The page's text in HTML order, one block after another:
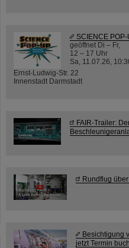
SCIENCE POP-
geöffnet Di – Fr,
12 – 17 Uhr
Sa, 11.07.26,
Ernst-Ludwig-Str. 22
Innenstadt Darmstadt
FAIR-Trailer:
Rundflug
Besichtigung
jetzt Termin